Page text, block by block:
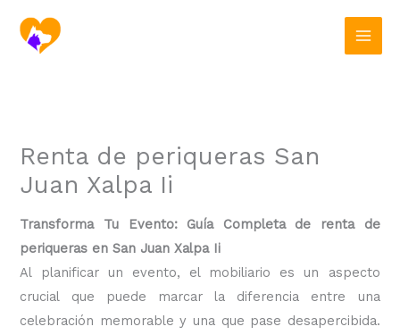
contenido
Renta de periqueras San
Juan Xalpa Ii
Transforma Tu Evento: Guía Completa de renta de
periqueras en San Juan Xalpa Ii
Al planificar un evento, el mobiliario es un aspecto
crucial que puede marcar la diferencia entre una
celebración memorable y una que pase desapercibida.